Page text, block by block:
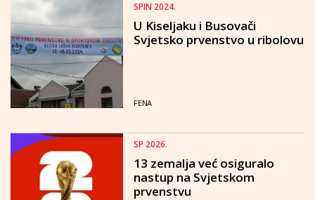
SPIN 2024.
U Kiseljaku i Busovači
Svjetsko prvenstvo u ribolovu
FENA
SP 2026.
13 zemalja već osiguralo
nastup na Svjetskom
prvenstvu